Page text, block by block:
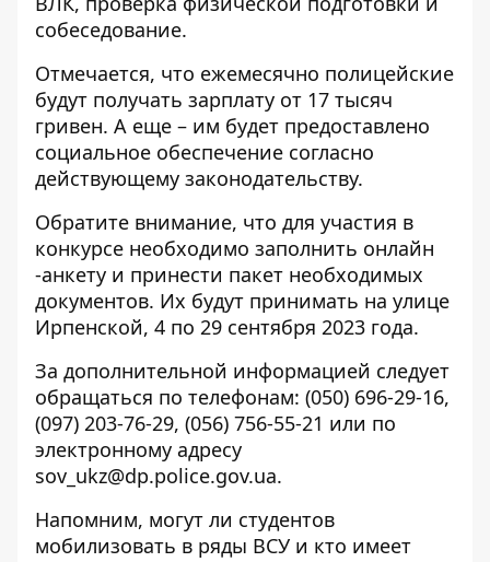
собеседование.
Отмечается, что ежемесячно полицейские
будут получать зарплату от 17 тысяч
гривен. А еще – им будет предоставлено
социальное обеспечение согласно
действующему законодательству.
Обратите внимание, что для участия в
конкурсе необходимо заполнить онлайн
-анкету и принести пакет необходимых
документов. Их будут принимать на улице
Ирпенской, 4 по 29 сентября 2023 года.
За дополнительной информацией следует
обращаться по телефонам: (050) 696-29-16,
(097) 203-76-29, (056) 756-55-21 или по
электронному адресу
sov_ukz@dp.police.gov.ua.
Напомним, могут ли студентов
мобилизовать в ряды ВСУ и кто имеет